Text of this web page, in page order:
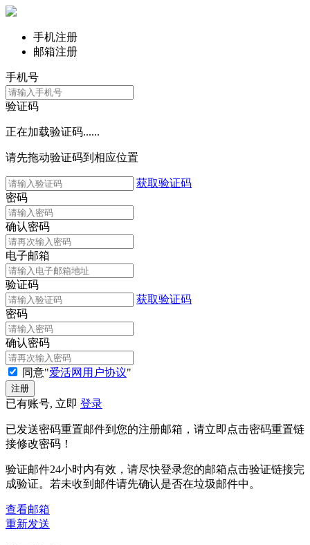
手机注册
邮箱注册
手机号
验证码
正在加载验证码......
请先拖动验证码到相应位置
获取验证码
密码
确认密码
电子邮箱
验证码
获取验证码
密码
确认密码
同意"爱活网用户协议"
已有账号, 立即 登录
已发送密码重置邮件到您的注册邮箱，请立即点击密码重置链
接修改密码！
验证邮件24小时内有效，请尽快登录您的邮箱点击验证链接完
成验证。若未收到邮件请先确认是否在垃圾邮件中。
查看邮箱
重新发送